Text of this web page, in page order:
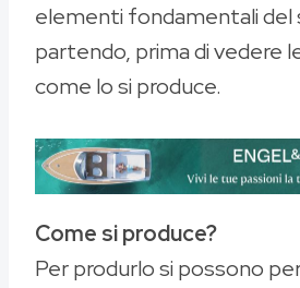
elementi fondamentali del
partendo, prima di vedere
come lo si produce.
Come si produce?
Per produrlo si possono